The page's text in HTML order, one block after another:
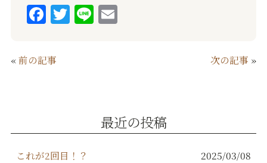
F
a
c
e
o
k
T
w
Li
n
E
«前の記事 次の記事 »
最近の投稿
これが2回目！？
2025/03/08